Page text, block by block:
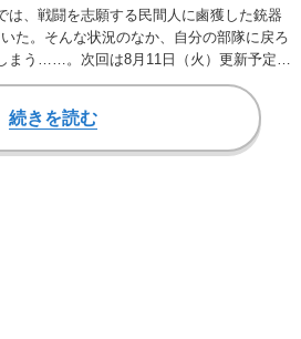
は、戦闘を志願する民間人に鹵獲した銃器
た。そんな状況のなか、自分の部隊に戻ろ
まう……。次回は8月11日（火）更新予定で
続きを読む